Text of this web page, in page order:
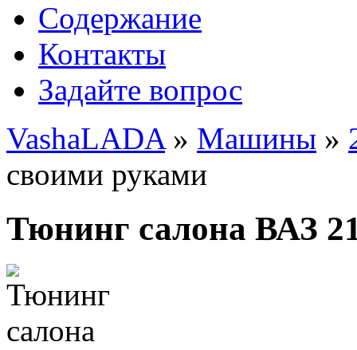
Содержание
Контакты
Задайте вопрос
VashaLADA» Машины »
своими руками
Тюнинг салона ВАЗ